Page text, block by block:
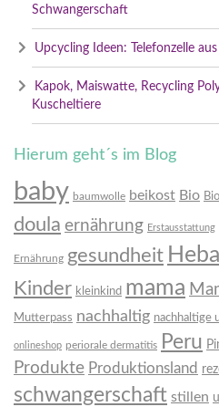
Schwangerschaft
Upcycling Ideen: Telefonzelle
Kapok, Maiswatte, Recycling
Kuscheltiere
Hierum geht´s im Blog
baby baumwolle beikost Bio
doula ernährung Erstausstattung
Ernährung gesundheit
Kinder kleinkind mama
Mutterpass nachhaltig nachhaltige
onlineshop periorale dermatitis Peru
Produkte Produktionsland
schwangerschaft stillen